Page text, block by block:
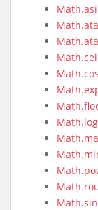
Math.cos
Math.log
Math.sin